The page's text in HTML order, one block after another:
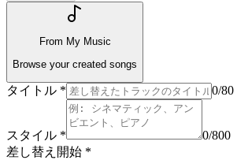
From My Music
Browse your created songs
タイトル * 0/80
スタイル * 0/800
差し替え開始 *